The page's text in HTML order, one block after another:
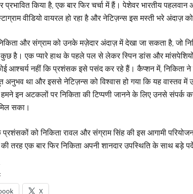
प्रभावित किया है, एक बार फिर चर्चा में हैं। पेशेवर भारतीय
वीडियो वायरल हो रहा है और नेटिज़न्स इस मस्ती भरे अंदाज़
और संग्राम को उनके मज़ेदार अंदाज़ में देखा जा सकता है, जो
है। एक प्यारे हाथ के पहले पल से लेकर स्पिन डांस और
आश्चर्य नहीं कि प्रशंसक इसे पसंद कर रहे हैं। कैप्शन में, निकिता
अनुभव था और इससे नेटिज़न्स को विश्वास हो गया कि यह वास्तव
हमने इन अटकलों पर निकिता की टिप्पणी जानने के लिए उनसे
सका।
प्रशंसकों को निकिता रावल और संग्राम सिंह की इस आगामी
तरह एक बार फिर निकिता अपनी शानदार उपस्थिति के साथ बड़े
X